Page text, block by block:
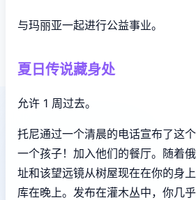
与玛丽亚一起进行公益事业。
夏日传说藏身处
允许 1 周过去。
托尼通过一个清晨的电话宣布了这
一个孩子！加入他们的餐厅。随着
址和该望远镜从树屋现在在你的身
库在晚上。发布在灌木丛中，你几